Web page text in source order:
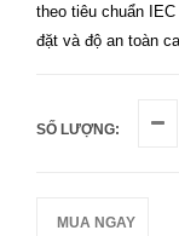
theo tiêu chuẩn
đặt và độ an toàn
SỐ LƯỢNG:
MUA NGAY